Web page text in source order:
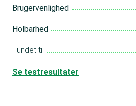
Brugervenlighed
Holbarhed
Fundet til
Se testresultater